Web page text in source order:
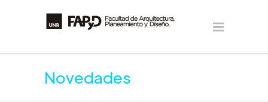
Novedades